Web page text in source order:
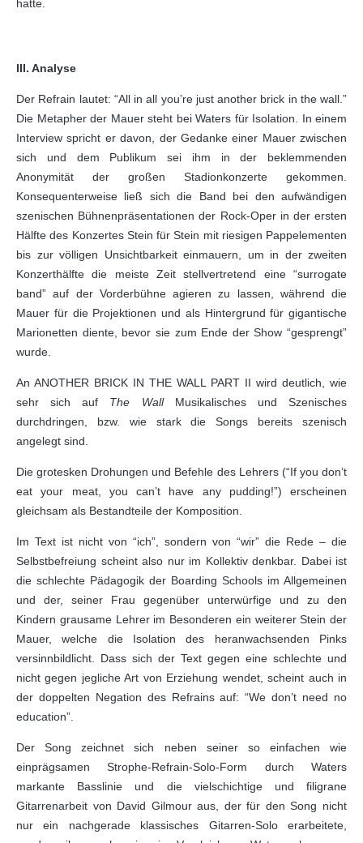
hatte.
III. Analyse
Der Refrain lautet: “All in all you’re just another brick in the wall.”
Die Metapher der Mauer steht bei Waters für Isolation. In einem
Interview spricht er davon, der Gedanke einer Mauer zwischen
sich und dem Publikum sei ihm in der beklemmenden
Anonymität der großen Stadionkonzerte gekommen.
Konsequenterweise ließ sich die Band bei den aufwändigen
szenischen Bühnenpräsentationen der Rock-Oper in der ersten
Hälfte des Konzertes Stein für Stein mit riesigen Pappelementen
bis zur völligen Unsichtbarkeit einmauern, um in der zweiten
Konzerthälfte die meiste Zeit stellvertretend eine “surrogate
band” auf der Vorderbühne agieren zu lassen, während die
Mauer für die Projektionen und als Hintergrund für gigantische
Marionetten diente, bevor sie zum Ende der Show “gesprengt”
wurde.
An ANOTHER BRICK IN THE WALL PART II wird deutlich, wie
sehr sich auf The WallMusikalisches und Szenisches
durchdringen, bzw. wie stark die Songs bereits szenisch
angelegt sind.
Die grotesken Drohungen und Befehle des Lehrers (“If you don’t
eat your meat, you can’t have any pudding!”) erscheinen
gleichsam als Bestandteile der Komposition.
Im Text ist nicht von “ich”, sondern von “wir” die Rede – die
Selbstbefreiung scheint also nur im Kollektiv denkbar. Dabei ist
die schlechte Pädagogik der Boarding Schools im Allgemeinen
und der, seiner Frau gegenüber unterwürfige und zu den
Kindern grausame Lehrer im Besonderen ein weiterer Stein der
Mauer, welche die Isolation des heranwachsenden Pinks
versinnbildlicht. Dass sich der Text gegen eine schlechte und
nicht gegen jegliche Art von Erziehung wendet, scheint auch in
der doppelten Negation des Refrains auf: “We don’t need no
education”.
Der Song zeichnet sich neben seiner so einfachen wie
einprägsamen Strophe-Refrain-Solo-Form durch Waters
markante Basslinie und die vielschichtige und filigrane
Gitarrenarbeit von David Gilmour aus, der für den Song nicht
nur ein nachgerade klassisches Gitarren-Solo erarbeitete,